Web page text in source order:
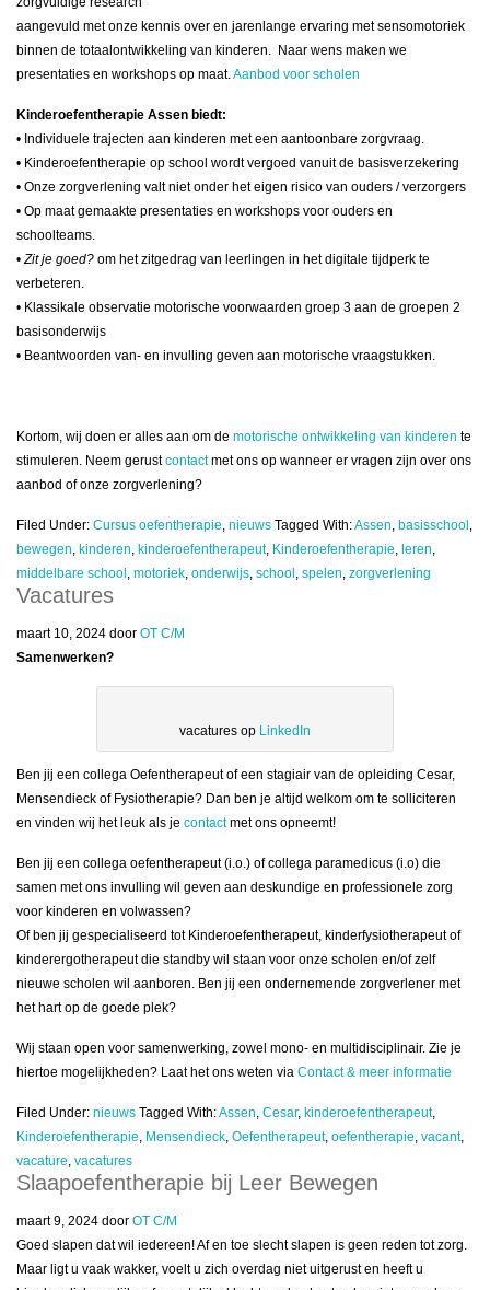
aangevuld met onze kennis over en jarenlange ervaring met sensomotoriek
binnen de totaalontwikkeling van kinderen. Naar wens maken we
presentaties en workshops op maat.Aanbod voor scholen
Kinderoefentherapie Assen biedt:
• Individuele trajecten aan kinderen met een aantoonbare zorgvraag.
• Kinderoefentherapie op school wordt vergoed vanuit de basisverzekering
• Onze zorgverlening valt niet onder het eigen risico van ouders / verzorgers
• Op maat gemaakte presentaties en workshops voor ouders en
schoolteams.
•Zit je goed? om het zitgedrag van leerlingen in het digitale tijdperk te
verbeteren.
• Klassikale observatie motorische voorwaarden groep 3 aan de groepen 2
basisonderwijs
• Beantwoorden van- en invulling geven aan motorische vraagstukken.
Kortom, wij doen er alles aan om de motorische ontwikkeling van kinderen te
stimuleren. Neem gerustcontactmet ons op wanneer er vragen zijn over ons
aanbod of onze zorgverlening?
Filed Under: Cursus oefentherapie, nieuws Tagged With:Assen, basisschool ,
bewegen, kinderen, kinderoefentherapeut, Kinderoefentherapie, leren,
middelbare school , motoriek, onderwijs, school , spelen, zorgverlening
Vacatures
maart 10, 2024 door OT C/M
Samenwerken?
vacatures op LinkedIn
Ben jij een collega Oefentherapeut of een stagiair van de opleiding Cesar,
Mensendieck of Fysiotherapie? Dan ben je altijd welkom om te solliciteren
en vinden wij het leuk als je contactmet ons opneemt!
Ben jij een collega oefentherapeut (i.o.) of collega paramedicus (i.o) die
samen met ons invulling wil geven aan deskundige en professionele zorg
voor kinderen en volwassen?
Of ben jij gespecialiseerd tot Kinderoefentherapeut, kinderfysiotherapeut of
kinderergotherapeut die standby wil staan voor onze scholen en/of zelf
nieuwe scholen wil aanboren. Ben jij een ondernemende zorgverlener met
het hart op de goede plek?
Wij staan open voor samenwerking, zowel mono- en multidisciplinair. Zie je
hiertoe mogelijkheden? Laat het ons weten via Contact & meer informatie
Filed Under: nieuws Tagged With:Assen, Cesar, kinderoefentherapeut,
Kinderoefentherapie, Mensendieck, Oefentherapeut, oefentherapie, vacant,
vacature, vacatures
Slaapoefentherapie bij Leer Bewegen
maart 9, 2024 door OT C/M
Goed slapen dat wil iedereen! Af en toe slecht slapen is geen reden tot zorg.
Maar ligt u vaak wakker, voelt u zich overdag niet uitgerust en heeft u